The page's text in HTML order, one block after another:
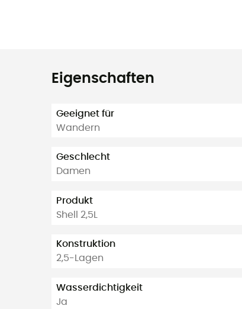
Eigenschaften
Geeignet für
Wandern
Geschlecht
Damen
Produkt
Shell 2,5L
Konstruktion
2,5-Lagen
Wasserdichtigkeit
Ja